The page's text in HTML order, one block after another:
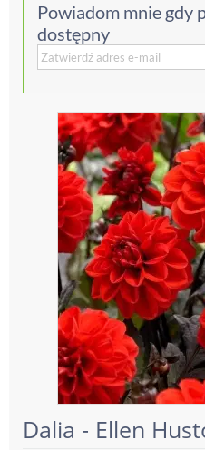
Powiadom mnie gdy
dostępny
Dalia - Ellen